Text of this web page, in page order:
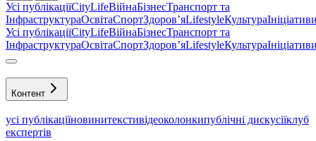
Усі публікаціїCityLifeВійнаБізнесТранспорт та
ІнфраструктураОсвітаСпортЗдоровʼяLifestyleКультура
Усі публікаціїCityLifeВійнаБізнесТранспорт та
ІнфраструктураОсвітаСпортЗдоровʼяLifestyleКультура
Контент
усі публікаціїновинитекстивідеоколонкипублічні дискусіїклуб
експертів